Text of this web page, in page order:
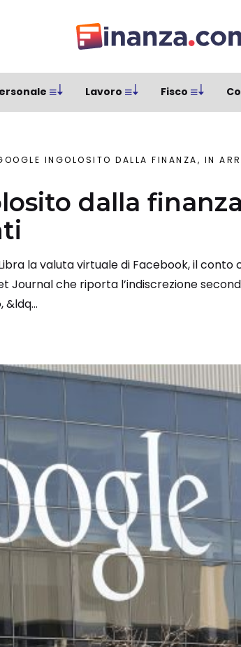
Lavoro Fisco
INGOLOSITO DALLA FINANZA, IN
dalla
la valuta virtuale di Facebook, il
Journal che riporta l’indiscrezione